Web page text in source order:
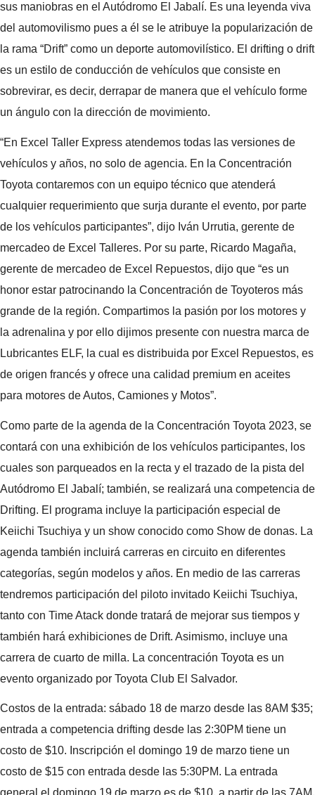
sus maniobras en el Autódromo El Jabalí. Es una leyenda viva
del automovilismo pues a él se le atribuye la popularización de
la rama “Drift” como un deporte automovilístico. El drifting o drift
es un estilo de conducción de vehículos que consiste en
sobrevirar, es decir, derrapar de manera que el vehículo forme
un ángulo con la dirección de movimiento.
“En Excel Taller Express atendemos todas las versiones de
vehículos y años, no solo de agencia. En la Concentración
Toyota contaremos con un equipo técnico que atenderá
cualquier requerimiento que surja durante el evento, por parte
de los vehículos participantes”, dijo Iván Urrutia, gerente de
mercadeo de Excel Talleres. Por su parte, Ricardo Magaña,
gerente de mercadeo de Excel Repuestos, dijo que “es un
honor estar patrocinando la Concentración de Toyoteros más
grande de la región. Compartimos la pasión por los motores y
la adrenalina y por ello dijimos presente con nuestra marca de
Lubricantes ELF, la cual es distribuida por Excel Repuestos, es
de origen francés y ofrece una calidad premium en aceites
para motores de Autos, Camiones y Motos”.
Como parte de la agenda de la Concentración Toyota 2023, se
contará con una exhibición de los vehículos participantes, los
cuales son parqueados en la recta y el trazado de la pista del
Autódromo El Jabalí; también, se realizará una competencia de
Drifting. El programa incluye la participación especial de
Keiichi Tsuchiya y un show conocido como Show de donas. La
agenda también incluirá carreras en circuito en diferentes
categorías, según modelos y años. En medio de las carreras
tendremos participación del piloto invitado Keiichi Tsuchiya,
tanto con Time Atack donde tratará de mejorar sus tiempos y
también hará exhibiciones de Drift. Asimismo, incluye una
carrera de cuarto de milla. La concentración Toyota es un
evento organizado por Toyota Club El Salvador.
Costos de la entrada: sábado 18 de marzo desde las 8AM $35;
entrada a competencia drifting desde las 2:30PM tiene un
costo de $10. Inscripción el domingo 19 de marzo tiene un
costo de $15 con entrada desde las 5:30PM. La entrada